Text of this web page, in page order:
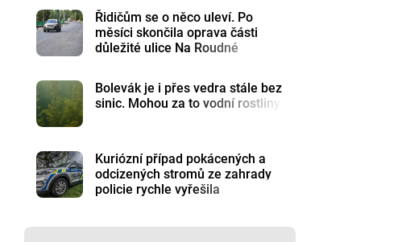
Řidičům se o něco uleví. Po
měsíci skončila oprava části
důležité ulice Na Roudné
Bolevák je i přes vedra stále bez
sinic. Mohou za to vodní rostliny
Kuriózní případ pokácených a
odcizených stromů ze zahrady
policie rychle vyřešila